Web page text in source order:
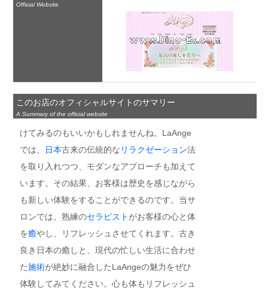
Official Website
このお店のオフィシャルサイトのサマリー
A Summary of the official website
けてみるのもいいかもしれませんね。LaAnge
では、
日本古来の伝統的な リラクゼーション法
を取り入れつつ、モダンなアプローチも加えて
います。その結果、お客様は歴史を感じながら
も新しい体験をすることができるのです。当サ
ロンでは、熟練のセラピスト がお客様の心と体
を癒やし、リフレッシュさせてくれます。古き
良き日本の癒しと、現代の忙しい生活に合わせ
た施術が絶妙に融合したLaAngeの魅力をぜひ
体験してみてください。心も体もリフレッシュ